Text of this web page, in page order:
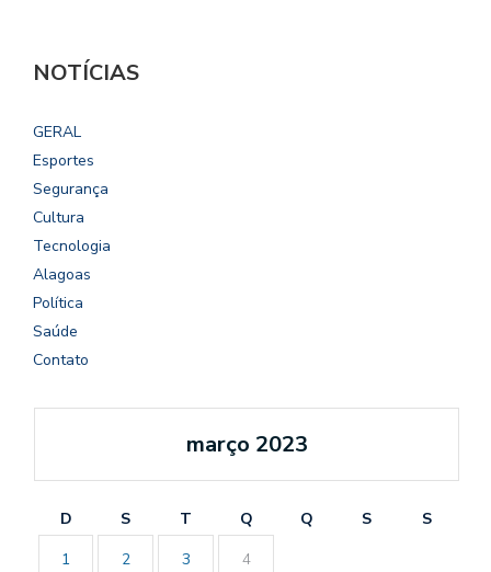
NOTÍCIAS
GERAL
Esportes
Segurança
Cultura
Tecnologia
Alagoas
Política
Saúde
Contato
março 2023
D S T Q Q S
S
1
2 3 4